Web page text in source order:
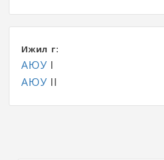
Ижил үг:
АЮУ I
АЮУ II